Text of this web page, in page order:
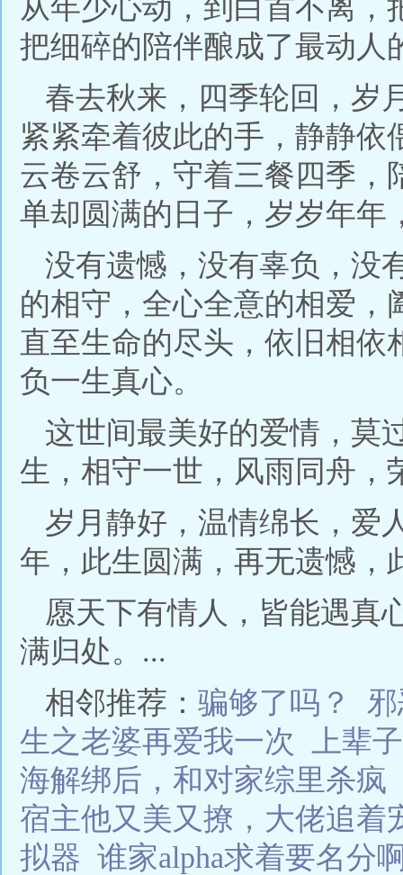
从年少心动，到白首不离
把细碎的陪伴酿成了最动人
春去秋来，四季轮回，岁
紧紧牵着彼此的手，静静
云卷云舒，守着三餐四季，
单却圆满的日子，岁岁年年
没有遗憾，没有辜负，没
的相守，全心全意的相爱，
直至生命的尽头，依旧相依
负一生真心。
这世间最美好的爱情，莫
生，相守一世，风雨同舟，
岁月静好，温情绵长，爱
年，此生圆满，再无遗憾，
愿天下有情人，皆能遇真
满归处。...
相邻推荐： 骗够了吗？
生之老婆再爱我一次
上辈
海解绑后，和对家综里杀疯
宿主他又美又撩，大佬追着
拟器 谁家alpha求着要名分